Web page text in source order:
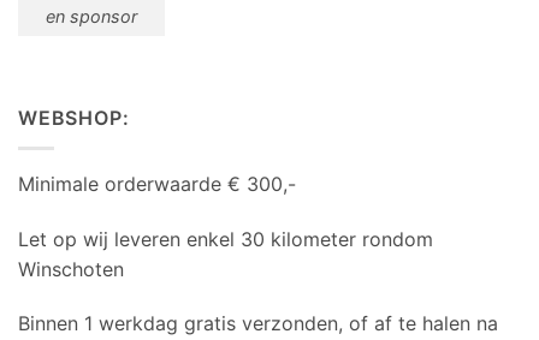
en sponsor
WEBSHOP:
Minimale orderwaarde € 300,-
Let op wij leveren enkel 30 kilometer rondom
Winschoten
Binnen 1 werkdag gratis verzonden, of af te halen na